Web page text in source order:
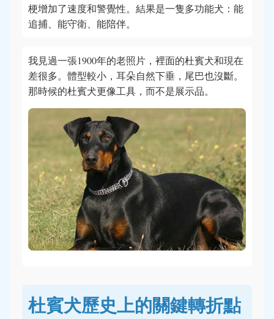
梗增加了速度和警覺性。結果是一隻多功能犬：能
追捕、能守衛、能陪伴。
我見過一張1900年的老照片，裡面的杜賓犬和現在
差很多。體型較小，耳朵自然下垂，尾巴也沒斷。
那時候的杜賓犬更像工具，而不是展示品。
杜賓犬歷史上的關鍵轉折點